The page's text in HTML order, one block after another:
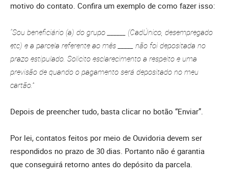
motivo do contato. Confira um exemplo de como fazer isso:
“Sou beneficiário (a) do grupo ______ (CadÚnico, desempregado
etc) e a parcela referente ao mês _____ não foi depositada no
prazo estipulado. Solicito esclarecimento a respeito e uma
previsão de quando o pagamento será depositado no meu
cartão.”
Depois de preencher tudo, basta clicar no botão “Enviar”.
Por lei, contatos feitos por meio de Ouvidoria devem ser
respondidos no prazo de 30 dias. Portanto não é garantia
que conseguirá retorno antes do depósito da parcela.